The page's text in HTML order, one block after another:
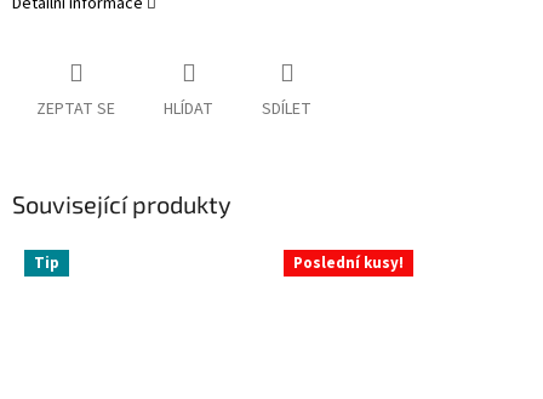
ZEPTAT SE HLÍDAT SDÍLET
Související produkty
Tip Poslední kusy!